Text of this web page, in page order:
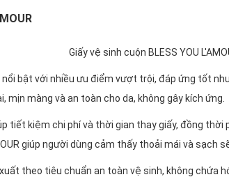
nổi bật với nhiều ưu điểm vượt trội, đáp ứng tốt
màng và an toàn cho da, không gây kích ứng.
tiết kiệm chi phí và thời gian thay giấy, đồng thời
giúp người dùng cảm thấy thoải mái và sạch
theo tiêu chuẩn an toàn vệ sinh, không chứa